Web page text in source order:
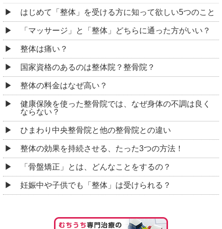
はじめて「整体」を受ける方に知って欲しい5つのこと
「マッサージ」と「整体」どちらに通った方がいい？
整体は痛い？
国家資格のあるのは整体院？整骨院？
整体の料金はなぜ高い？
健康保険を使った整骨院では、なぜ身体の不調は良く
ならない？
ひまわり中央整骨院と他の整骨院との違い
整体の効果を持続させる、たった3つの方法！
「骨盤矯正」とは、どんなことをするの？
妊娠中や子供でも「整体」は受けられる？